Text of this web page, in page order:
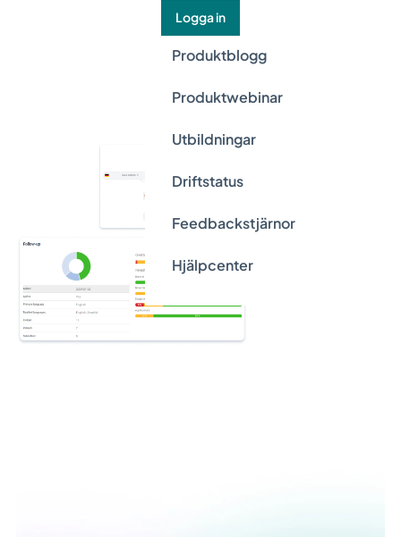
Logga in
Produktblogg
Produktwebinar
Utbildningar
Driftstatus
Feedbackstjärnor
Hjälpcenter